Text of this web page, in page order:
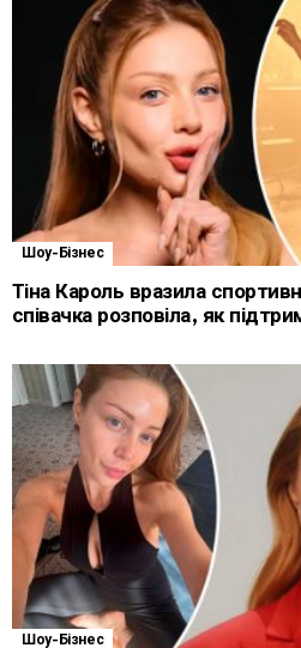
Шоу-Бізнес
Тіна Кароль вразила
співачка розповіла, як
Шоу-Бізнес